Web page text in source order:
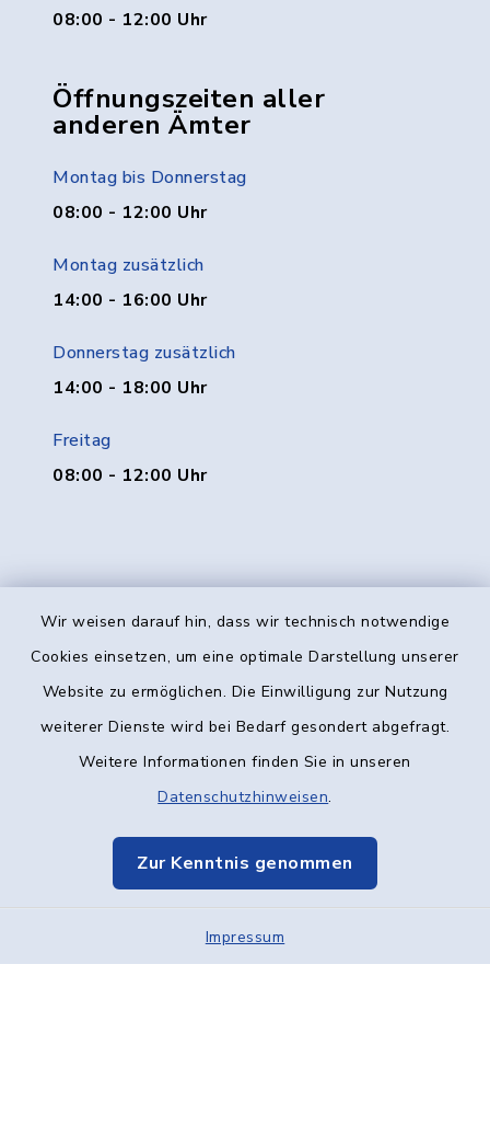
Wir weisen darauf hin, dass wir technisch notwendige
Cookies einsetzen, um eine optimale Darstellung unserer
Website zu ermöglichen. Die Einwilligung zur Nutzung
weiterer Dienste wird bei Bedarf gesondert abgefragt.
Weitere Informationen finden Sie in unseren
Datenschutzhinweisen.
Zur Kenntnis genommen
Impressum
08:00 - 12:00 Uhr
Öffnungszeiten aller
anderen Ämter
Montag bis Donnerstag
08:00 - 12:00 Uhr
Montag zusätzlich
14:00 - 16:00 Uhr
Donnerstag zusätzlich
14:00 - 18:00 Uhr
Freitag
08:00 - 12:00 Uhr
Kontakt
Datenschutz
Elektronische Kommunikation
Sitemap